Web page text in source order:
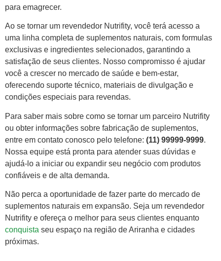
para emagrecer.
Ao se tornar um revendedor Nutrifity, você terá acesso a
uma linha completa de suplementos naturais, com formulas
exclusivas e ingredientes selecionados, garantindo a
satisfação de seus clientes. Nosso compromisso é ajudar
você a crescer no mercado de saúde e bem-estar,
oferecendo suporte técnico, materiais de divulgação e
condições especiais para revendas.
Para saber mais sobre como se tornar um parceiro Nutrifity
ou obter informações sobre fabricação de suplementos,
entre em contato conosco pelo telefone: (11) 99999-9999.
Nossa equipe está pronta para atender suas dúvidas e
ajudá-lo a iniciar ou expandir seu negócio com produtos
confiáveis e de alta demanda.
Não perca a oportunidade de fazer parte do mercado de
suplementos naturais em expansão. Seja um revendedor
Nutrifity e ofereça o melhor para seus clientes enquanto
conquista seu espaço na região de Ariranha e cidades
próximas.